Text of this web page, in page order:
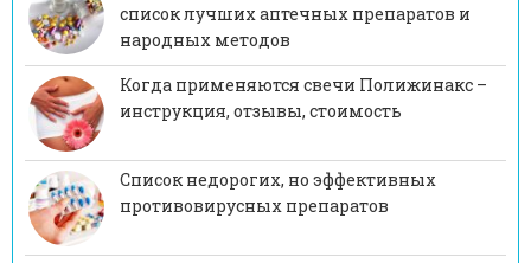
список лучших аптечных препаратов и
народных методов
Когда применяются свечи Полижинакс –
инструкция, отзывы, стоимость
Список недорогих, но эффективных
противовирусных препаратов